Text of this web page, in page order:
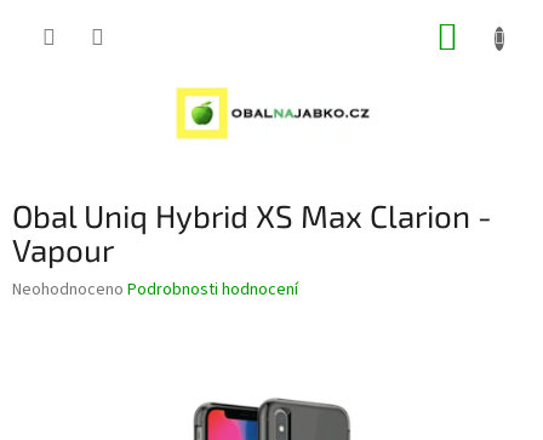
Obal Uniq Hybrid XS Max Clarion -
Vapour
Průměrné
Neohodnoceno Podrobnosti hodnocení